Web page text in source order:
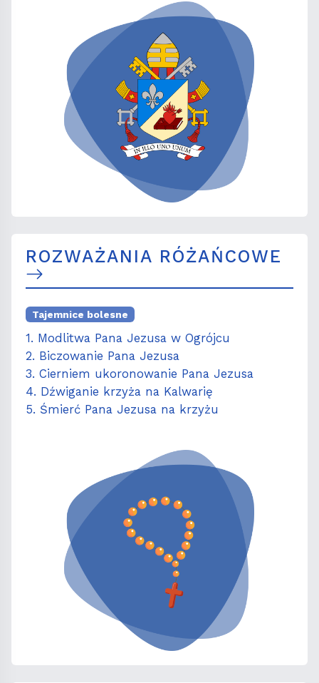
ROZWAŻANIA RÓŻAŃCOWE
Tajemnice bolesne
1. Modlitwa Pana Jezusa w Ogrójcu
2. Biczowanie Pana Jezusa
3. Cierniem ukoronowanie Pana Jezusa
4. Dźwiganie krzyża na Kalwarię
5. Śmierć Pana Jezusa na krzyżu